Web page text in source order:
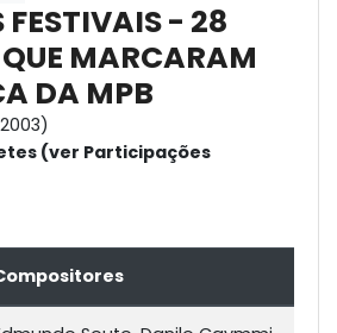
FESTIVAIS - 28
MARCARAM
DA MPB
(ver Participações